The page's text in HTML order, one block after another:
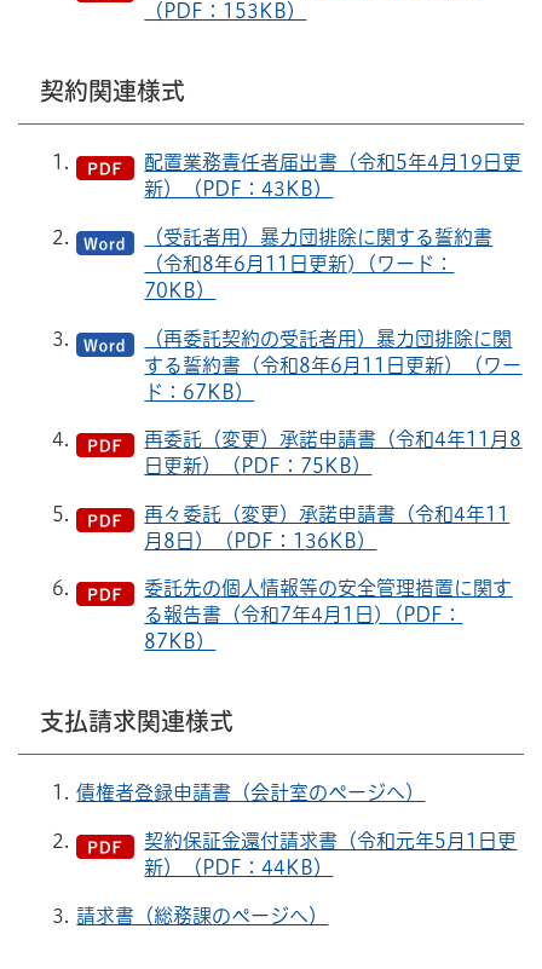
（PDF：153KB）
契約関連様式
配置業務責任者届出書（令和5年4月19日更
新）（PDF：43KB）
（受託者用）暴力団排除に関する誓約書
（令和8年6月11日更新)（ワード：
70KB）
（再委託契約の受託者用）暴力団排除に関
する誓約書（令和8年6月11日更新）（ワー
ド：67KB）
再委託（変更）承諾申請書（令和4年11月8
日更新）（PDF：75KB）
再々委託（変更）承諾申請書（令和4年11
月8日）（PDF：136KB）
委託先の個人情報等の安全管理措置に関す
る報告書（令和7年4月1日)（PDF：
87KB）
支払請求関連様式
債権者登録申請書（会計室のページへ）
契約保証金還付請求書（令和元年5月1日更
新）（PDF：44KB）
請求書（総務課のページへ）